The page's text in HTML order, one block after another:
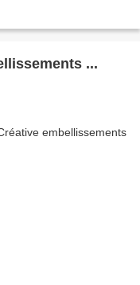
...